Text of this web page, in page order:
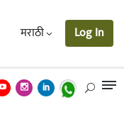
मराठी Log In